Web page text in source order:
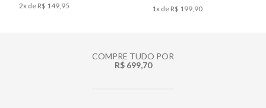
2x de R$ 149,95
1x de R$ 199,90
COMPRE TUDO POR
R$ 699,70